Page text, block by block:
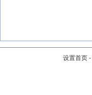
设置首页 -